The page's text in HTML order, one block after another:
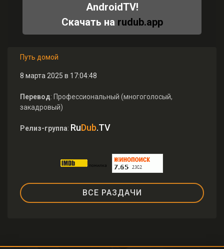
AndroidTV!
Скачать на rudub.app
Путь домой
8 марта 2025 в 17:04:48
Перевод: Профессиональный (многоголосый,
закадровый)
Релиз-группа: RuDub.TV
ВСЕ РАЗДАЧИ